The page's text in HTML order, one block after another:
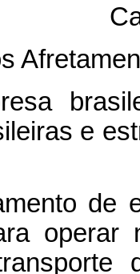
e
de
operar